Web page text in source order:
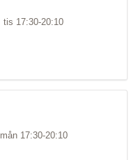
Tid
tis 17:30-20:10
Tid
mån 17:30-20:10